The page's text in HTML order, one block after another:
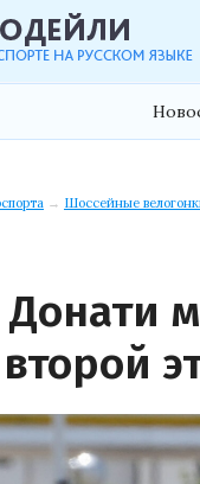
→ Шоссейные
Донати